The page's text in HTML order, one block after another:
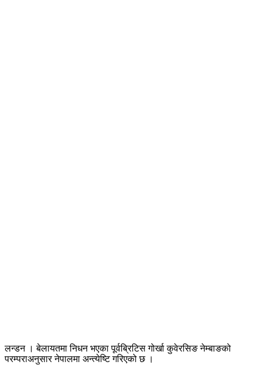
लन्डन । बेलायतमा निधन भएका पूर्वब्रिटिस गोर्खा कुवेरसिङ नेम्बाङको
परम्पराअनुसार नेपालमा अन्त्येष्टि गरिएको छ ।